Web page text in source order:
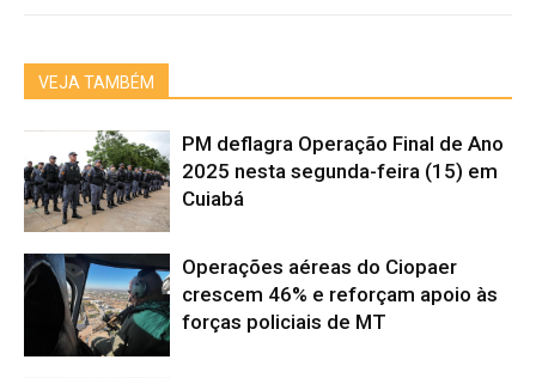
VEJA TAMBÉM
PM deflagra Operação Final de Ano
2025 nesta segunda-feira (15) em
Cuiabá
Operações aéreas do Ciopaer
crescem 46% e reforçam apoio às
forças policiais de MT